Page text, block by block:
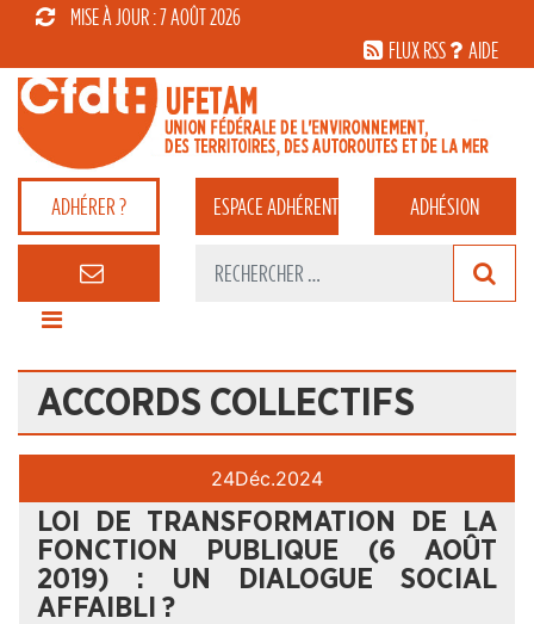
MISE À JOUR : 7 AOÛT 2026
FLUX RSS
AIDE
ADHÉRER ? ESPACEADHÉRENT ADHÉSION
ACCORDS COLLECTIFS
24Déc.2024
LOI DE TRANSFORMATION DE LA
FONCTION PUBLIQUE (6 AOÛT
2019) : UN DIALOGUE SOCIAL
AFFAIBLI ?